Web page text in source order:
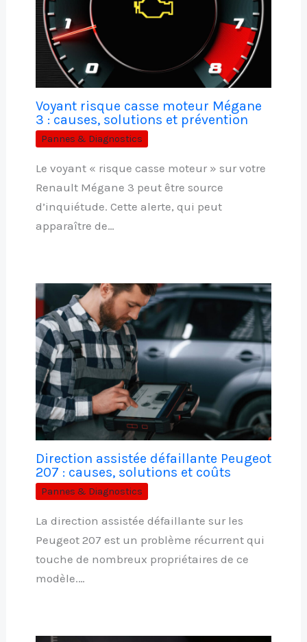
Voyant risque casse moteur Mégane
3 : causes, solutions et prévention
Pannes & Diagnostics
Le voyant « risque casse moteur » sur votre
Renault Mégane 3 peut être source
d’inquiétude. Cette alerte, qui peut
apparaître de…
Direction assistée défaillante Peugeot
207 : causes, solutions et coûts
Pannes & Diagnostics
La direction assistée défaillante sur les
Peugeot 207 est un problème récurrent qui
touche de nombreux propriétaires de ce
modèle.…